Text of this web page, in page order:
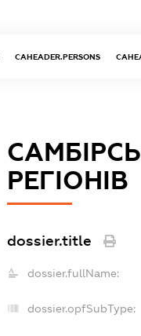
CAHEADER.PERSONS
РЕГІОНІВ
dossier.title
dossier.fullName:
dossier.opfSubType: